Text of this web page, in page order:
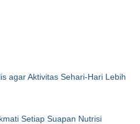
agar Aktivitas Sehari-Hari Lebih
Setiap Suapan Nutrisi